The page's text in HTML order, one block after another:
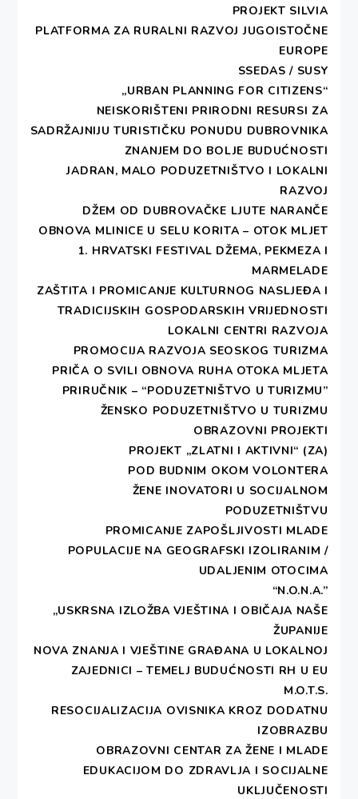
PROJEKT SILVIA
PLATFORMA ZA RURALNI RAZVOJ JUGOISTOČNE
EUROPE
SSEDAS / SUSY
„URBAN PLANNING FOR CITIZENS“
NEISKORIŠTENI PRIRODNI RESURSI ZA
SADRŽAJNIJU TURISTIČKU PONUDU DUBROVNIKA
ZNANJEM DO BOLJE BUDUĆNOSTI
JADRAN, MALO PODUZETNIŠTVO I LOKALNI
RAZVOJ
DŽEM OD DUBROVAČKE LJUTE NARANČE
OBNOVA MLINICE U SELU KORITA – OTOK MLJET
1. HRVATSKI FESTIVAL DŽEMA, PEKMEZA I
MARMELADE
ZAŠTITA I PROMICANJE KULTURNOG NASLJEĐA I
TRADICIJSKIH GOSPODARSKIH VRIJEDNOSTI
LOKALNI CENTRI RAZVOJA
PROMOCIJA RAZVOJA SEOSKOG TURIZMA
PRIČA O SVILI OBNOVA RUHA OTOKA MLJETA
PRIRUČNIK – “PODUZETNIŠTVO U TURIZMU”
ŽENSKO PODUZETNIŠTVO U TURIZMU
OBRAZOVNI PROJEKTI
PROJEKT „ZLATNI I AKTIVNI“ (ZA)
POD BUDNIM OKOM VOLONTERA
ŽENE INOVATORI U SOCIJALNOM
PODUZETNIŠTVU
PROMICANJE ZAPOŠLJIVOSTI MLADE
POPULACIJE NA GEOGRAFSKI IZOLIRANIM /
UDALJENIM OTOCIMA
“N.O.N.A.”
„USKRSNA IZLOŽBA VJEŠTINA I OBIČAJA NAŠE
ŽUPANIJE
NOVA ZNANJA I VJEŠTINE GRAĐANA U LOKALNOJ
ZAJEDNICI – TEMELJ BUDUĆNOSTI RH U EU
M.O.T.S.
RESOCIJALIZACIJA OVISNIKA KROZ DODATNU
IZOBRAZBU
OBRAZOVNI CENTAR ZA ŽENE I MLADE
EDUKACIJOM DO ZDRAVLJA I SOCIJALNE
UKLJUČENOSTI
radionici s dionicima na regionalnoj i
lokalnoj razini u okviru EU projekta
planiranju mora u istočnom Sredozemlju, u
Dubrovniku 17. svibnja 2018. godine.
Copyright DESA - All rights reserved.
Theme: Write BlogbyThememattic